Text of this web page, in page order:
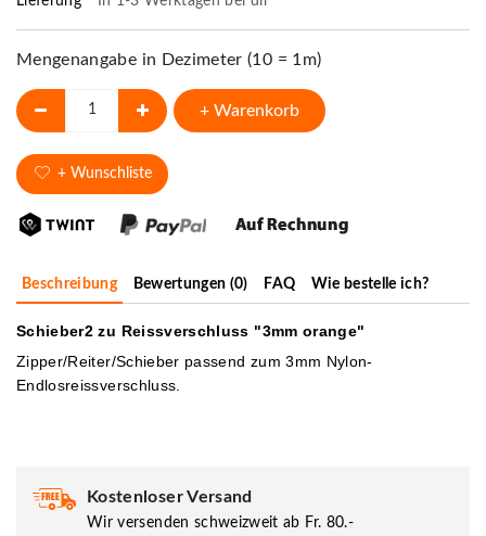
Mengenangabe in Dezimeter (10 = 1m)
+ Warenkorb
+ Wunschliste
Beschreibung Bewertungen (0) FAQ Wie bestelle ich?
Schieber2 zu Reissverschluss "3mm orange"
Zipper/Reiter/Schieber passend zum 3mm Nylon-
Endlosreissverschluss.
Kostenloser Versand
Wir versenden schweizweit ab Fr. 80.-